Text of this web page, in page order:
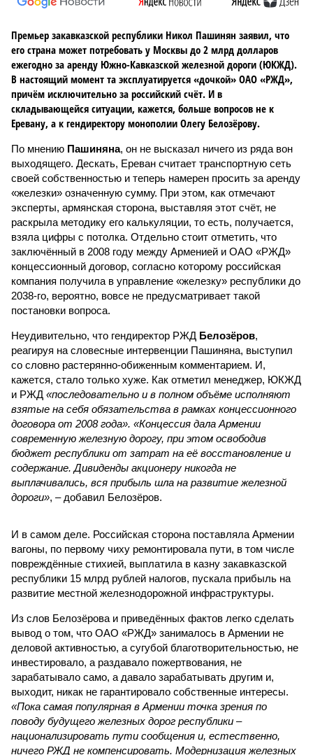
Премьер закавказской республики Никол Пашинян заявил, что
его страна может потребовать у Москвы до 2 млрд долларов
ежегодно за аренду Южно-Кавказской железной дороги (ЮКЖД).
В настоящий момент та эксплуатируется «дочкой» ОАО «РЖД»,
причём исключительно за российский счёт. И в
складывающейся ситуации, кажется, больше вопросов не к
Еревану, а к гендиректору монополии Олегу Белозёрову.
По мнению Пашиняна, он не высказал ничего из ряда вон
выходящего. Дескать, Ереван считает транспортную сеть
своей собственностью и теперь намерен просить за аренду
«железки» означенную сумму. При этом, как отмечают
эксперты, армянская сторона, выставляя этот счёт, не
раскрыла методику его калькуляции, то есть, получается,
взяла цифры с потолка. Отдельно стоит отметить, что
заключённый в 2008 году между Арменией и ОАО «РЖД»
концессионный договор, согласно которому российская
компания получила в управление «железку» республики до
2038-го, вероятно, вовсе не предусматривает такой
постановки вопроса.
Неудивительно, что гендиректор РЖД Белозёров,
реагируя на словесные интервенции Пашиняна, выступил
со словно растерянно-обиженным комментарием. И,
кажется, стало только хуже. Как отметил менеджер, ЮКЖД
и РЖД «последовательно и в полном объёме исполняют
взятые на себя обязательства в рамках концессионного
договора от 2008 года». «Концессия дала Армении
современную железную дорогу, при этом освободив
бюджет республики от затрат на её восстановление и
содержание. Дивиденды акционеру никогда не
выплачивались, вся прибыль шла на развитие железной
дороги», – добавил Белозёров.
И в самом деле. Российская сторона поставляла Армении
вагоны, по первому чиху ремонтировала пути, в том числе
повреждённые стихией, выплатила в казну закавказской
республики 15 млрд рублей налогов, пускала прибыль на
развитие местной железнодорожной инфраструктуры.
Из слов Белозёрова и приведённых фактов легко сделать
вывод о том, что ОАО «РЖД» занималось в Армении не
деловой активностью, а сугубой благотворительностью, не
инвестировало, а раздавало пожертвования, не
зарабатывало само, а давало зарабатывать другим и,
выходит, никак не гарантировало собственные интересы.
«Пока самая популярная в Армении точка зрения по
поводу будущего железных дорог рес­публики –
национализировать пути сообщения и, естественно,
ничего РЖД не компенсировать. Модернизация железных